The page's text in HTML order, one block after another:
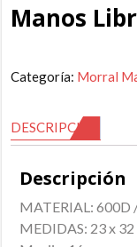
Manos
Categoría: Morral
DESCRIPCIÓN
Descripción
MATERIAL: 600D
MEDIDAS: 23 x